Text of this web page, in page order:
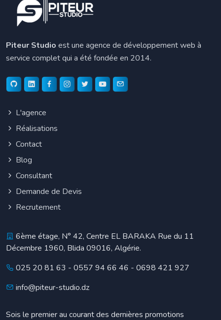
Piteur Studio est une agence de développement web à
service complet qui a été fondée en 2014.
L'agence
Réalisations
Contact
Blog
Consultant
Demande de Devis
Recrutement
6ème étage, N° 42, Centre EL BARAKA Rue du 11
Décembre 1960, Blida 09016, Algérie.
025 20 81 63 - 0557 94 66 46 - 0698 421 927
info@piteur-studio.dz
Sois le premier au courant des dernières promotions